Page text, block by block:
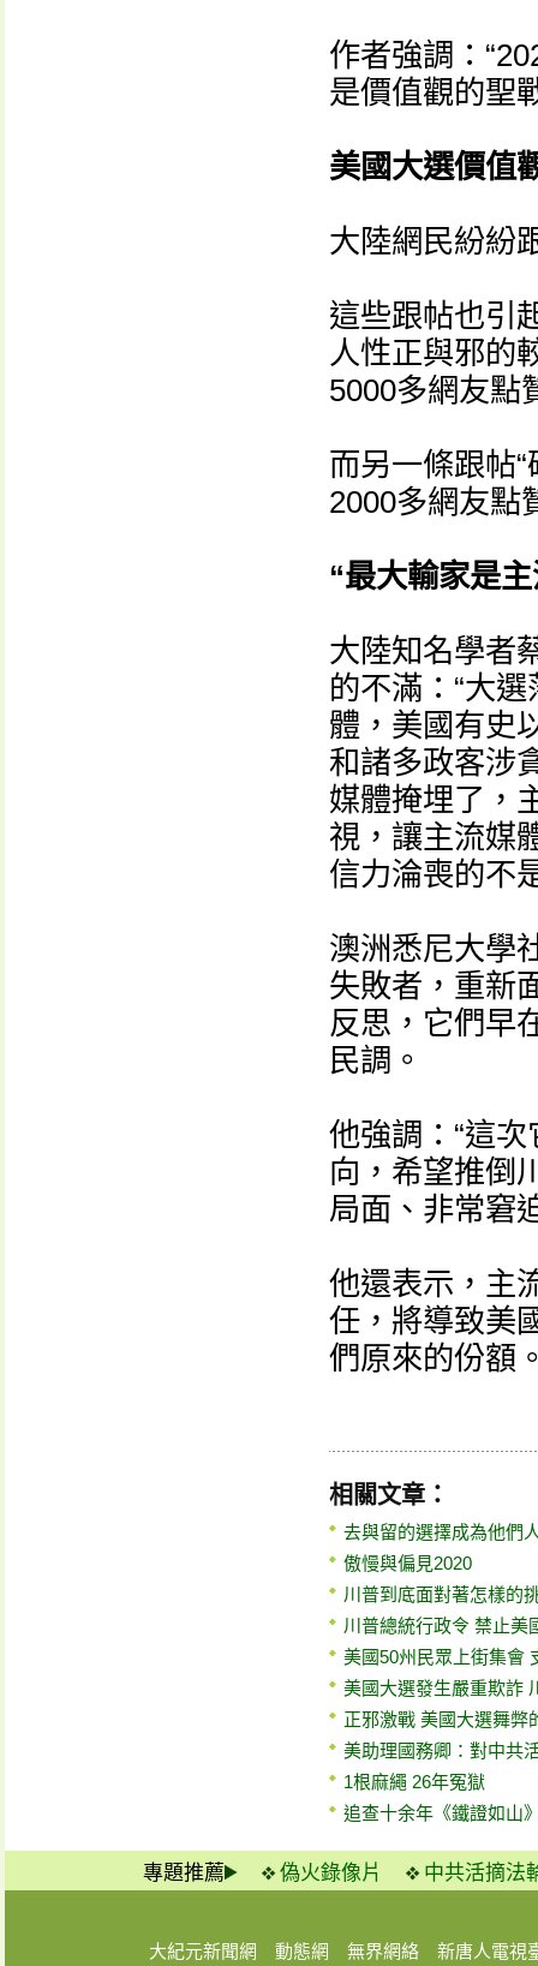
作者強調：
是價值觀的聖
美國大選價值
大陸網民紛紛
這些跟帖也引
人性正與邪的
5000多網友點
而另一條跟帖
2000多網友點
“最大輸家是
大陸知名學者
的不滿：“大
體，美國有史
和諸多政客涉
媒體掩埋了，
視，讓主流媒
信力淪喪的不
澳洲悉尼大學
失敗者，重新
反思，它們早
民調。
他強調：“這
向，希望推倒
局面、非常窘
他還表示，主
任，將導致美
們原來的份額
相關文章：
去與留的選擇成為他們
傲慢與偏見2020
川普到底面對著怎樣的
川普總統行政令 禁止美
美國50州民眾上街集會
美國大選發生嚴重欺詐
正邪激戰 美國大選舞弊
美助理國務卿：對中共
1根麻繩 26年冤獄
追查十余年《鐵證如山
專題推薦 偽火錄像片 中共活摘法
大紀元新聞網 動態網 無界網絡 新唐人電視